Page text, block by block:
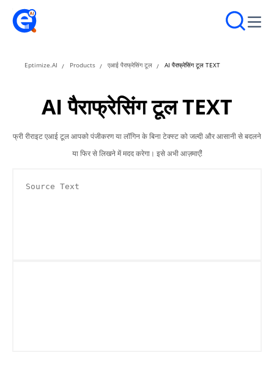
Eptimize.AI Products एआई पैराफ्रेसिंग टूल AI पैराफ्रेसिंग टूल TEXT
AI पैराफ्रेसिंग टूल TEXT
फ्री रीराइट एआई टूल आपको पंजीकरण या लॉगिन के बिना टेक्स्ट को जल्दी और आसानी से बदलने
या फिर से लिखने में मदद करेगा। इसे अभी आज़माएँ!